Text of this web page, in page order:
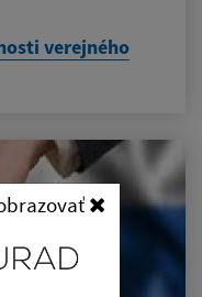
verejného